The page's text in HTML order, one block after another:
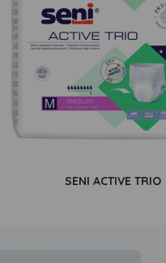
SENI ACTIVE TRIO